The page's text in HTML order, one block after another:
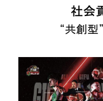
社会
“共創型